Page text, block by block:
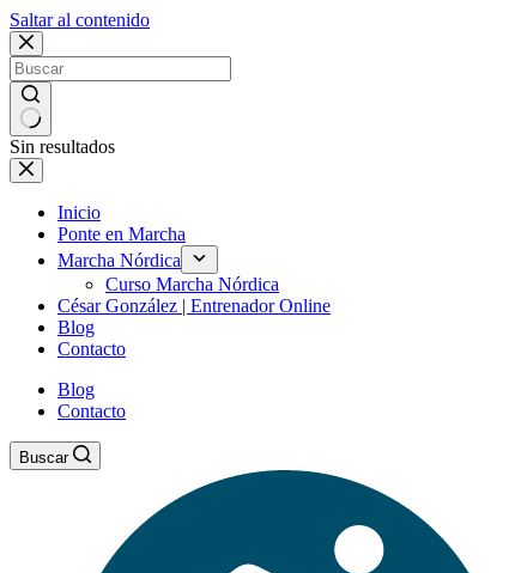
Saltar al contenido
Sin resultados
Inicio
Ponte en Marcha
Marcha Nórdica
Curso Marcha Nórdica
César González | Entrenador Online
Blog
Contacto
Blog
Contacto
Buscar